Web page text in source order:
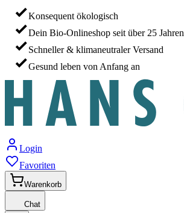
Konsequent ökologisch
Dein Bio-Onlineshop seit über 25 Jahren
Schneller & klimaneutraler Versand
Gesund leben von Anfang an
Login
Favoriten
Warenkorb
Chat